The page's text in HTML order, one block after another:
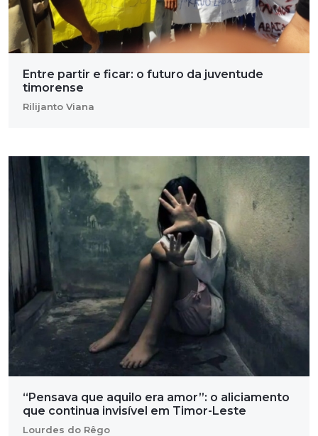
Entre partir e ficar: o futuro da juventude
timorense
Rilijanto Viana
“Pensava que aquilo era amor”: o aliciamento
que continua invisível em Timor-Leste
Lourdes do Rêgo